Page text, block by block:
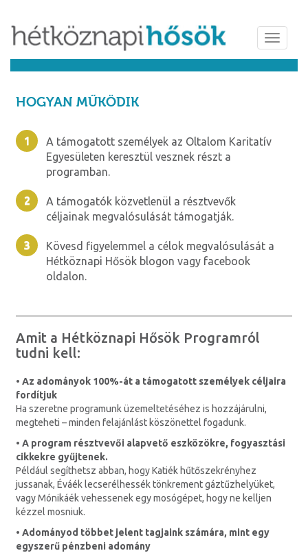
HOGYAN MŰKÖDIK
A támogatott személyek az Oltalom Karitatív
Egyesületen keresztül vesznek részt a
programban.
A támogatók közvetlenül a résztvevők
céljainak megvalósulását támogatják.
Kövesd figyelemmel a célok megvalósulását a
Hétköznapi Hősök blogon vagy facebook
oldalon.
Amit a Hétköznapi Hősök Programról
tudni kell:
• Az adományok 100%-át a támogatott személyek céljaira
fordítjuk
Ha szeretne programunk üzemeltetéséhez is hozzájárulni,
megteheti – minden felajánlást köszönettel fogadunk.
• A program résztvevői alapvető eszközökre, fogyasztási
cikkekre gyűjtenek.
Például segíthetsz abban, hogy Katiék hűtőszekrényhez
jussanak, Éváék lecserélhessék tönkrement gáztűzhelyüket,
vagy Mónikáék vehessenek egy mosógépet, hogy ne kelljen
kézzel mosniuk.
• Adományod többet jelent tagjaink számára, mint egy
egyszerű pénzbeni adomány